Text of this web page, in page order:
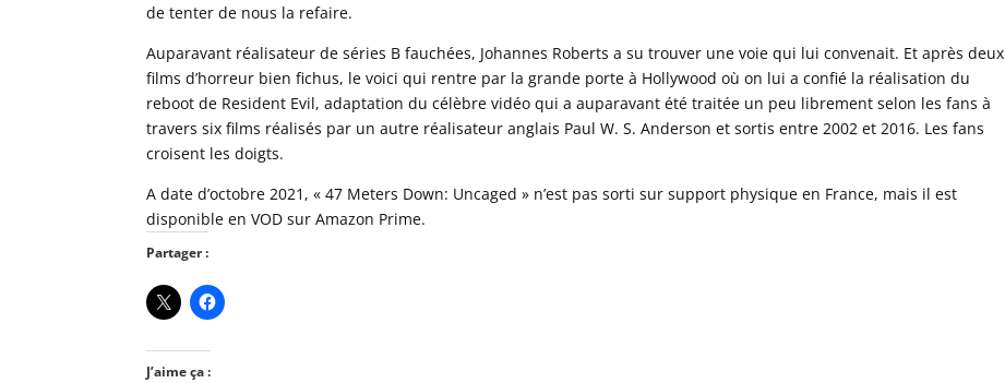
de tenter de nous la refaire.
Auparavant réalisateur de séries B fauchées, Johannes Roberts a su trouver une voie qui lui convenait. Et après deux
films d’horreur bien fichus, le voici qui rentre par la grande porte à Hollywood où on lui a confié la réalisation du
reboot de Resident Evil, adaptation du célèbre vidéo qui a auparavant été traitée un peu librement selon les fans à
travers six films réalisés par un autre réalisateur anglais Paul W. S. Anderson et sortis entre 2002 et 2016. Les fans
croisent les doigts.
A date d’octobre 2021, « 47 Meters Down: Uncaged » n’est pas sorti sur support physique en France, mais il est
disponible en VOD sur Amazon Prime.
Partager :
J’aime ça :